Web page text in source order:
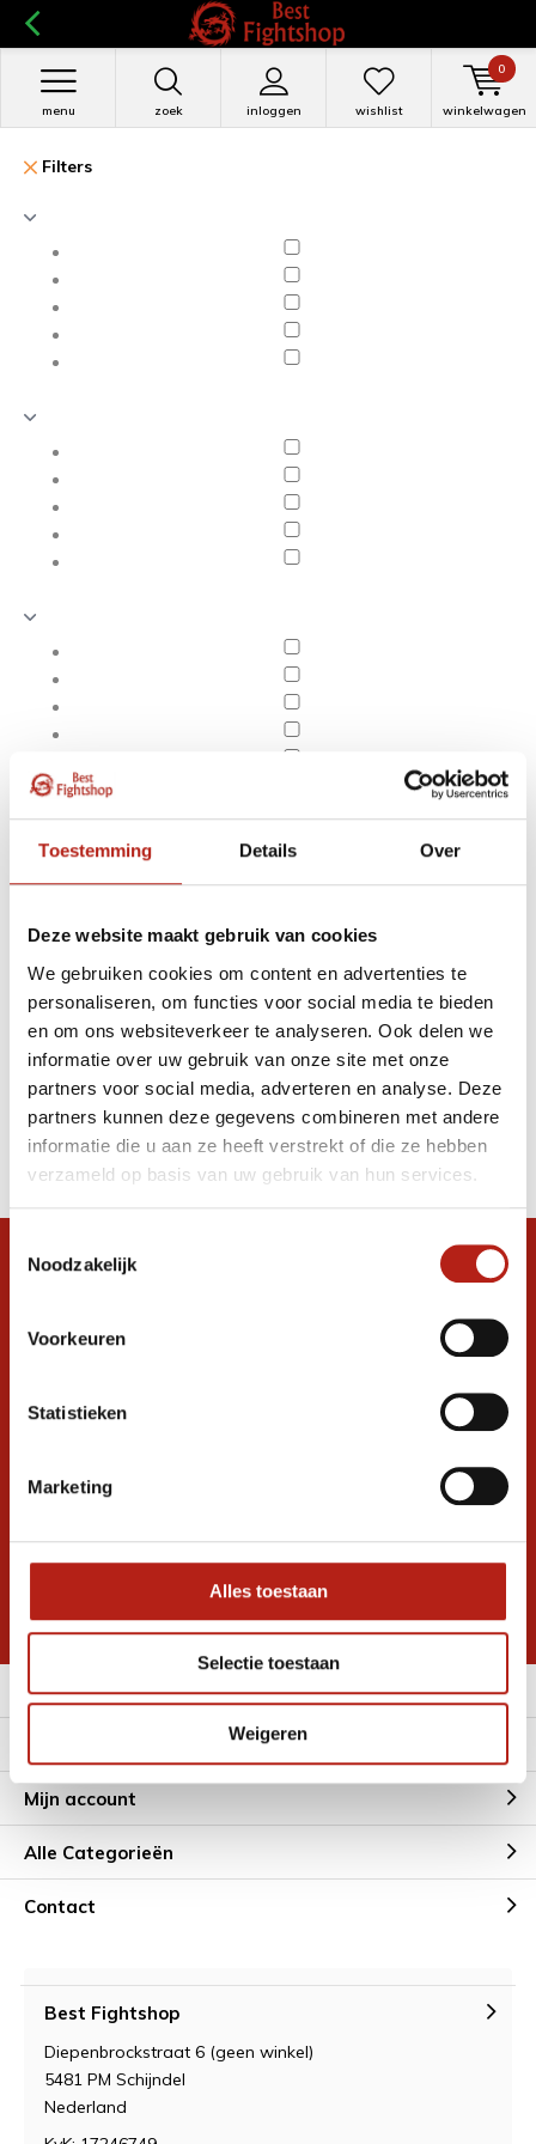
Toestemming Details Over
Deze website maakt gebruik van cookies
We gebruiken cookies om content en advertenties te
personaliseren, om functies voor social media te bieden
en om ons websiteverkeer te analyseren. Ook delen we
informatie over uw gebruik van onze site met onze
partners voor social media, adverteren en analyse. Deze
partners kunnen deze gegevens combineren met andere
informatie die u aan ze heeft verstrekt of die ze hebben
verzameld op basis van uw gebruik van hun services.
Noodzakelijk
Voorkeuren
Statistieken
Marketing
Alles toestaan
Selectie toestaan
Weigeren
zoek inloggen
menu wishlist winkelwagen
0
Filters
Apply filters
Producten getagd met
Aikido
Producten
Filter
Sorteren op
Snel antwoord op je vraag?
graag verder. 24/7
Ontvang de nieuwste aanbiedingen en
Inschrijven voor
* Lees hier de wettelijke beperkingen
Meer informatie
Mijn account
Alle Categorieën
Contact
Best Fightshop
Diepenbrockstraat 6 (geen winkel)
5481 PM Schijndel
Nederland